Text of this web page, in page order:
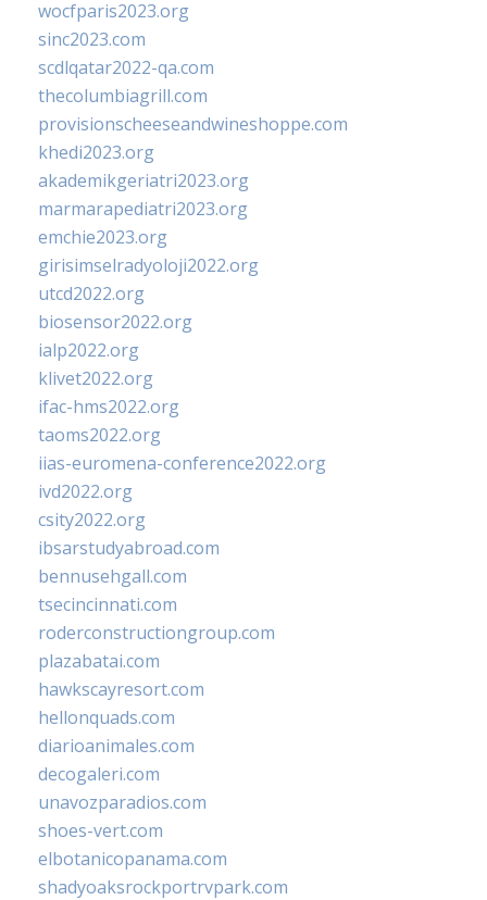
wocfparis2023.org
sinc2023.com
scdlqatar2022-qa.com
thecolumbiagrill.com
provisionscheeseandwineshoppe.com
khedi2023.org
akademikgeriatri2023.org
marmarapediatri2023.org
emchie2023.org
girisimselradyoloji2022.org
utcd2022.org
biosensor2022.org
ialp2022.org
klivet2022.org
ifac-hms2022.org
taoms2022.org
iias-euromena-conference2022.org
ivd2022.org
csity2022.org
ibsarstudyabroad.com
bennusehgall.com
tsecincinnati.com
roderconstructiongroup.com
plazabatai.com
hawkscayresort.com
hellonquads.com
diarioanimales.com
decogaleri.com
unavozparadios.com
shoes-vert.com
elbotanicopanama.com
shadyoaksrockportrvpark.com